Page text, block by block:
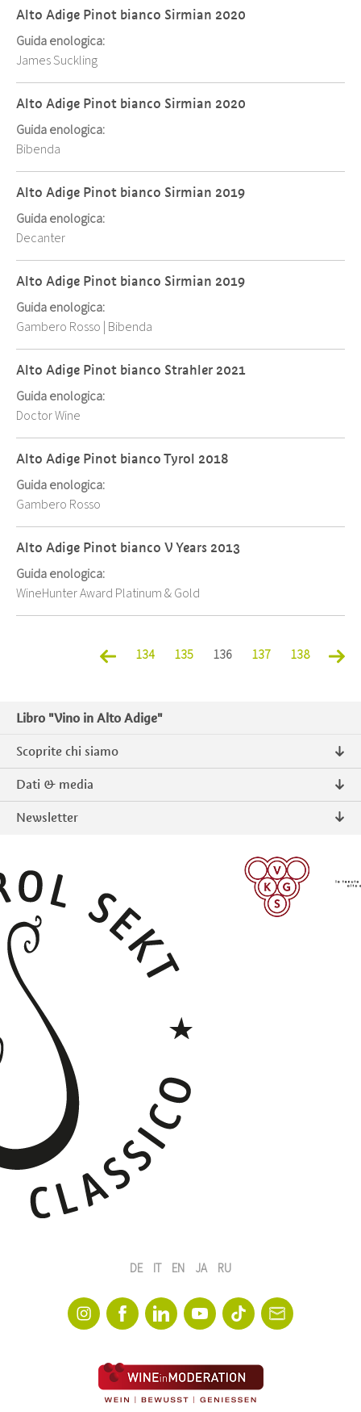
Alto Adige Pinot bianco Sirmian 2020
Guida enologica:
James Suckling
Alto Adige Pinot bianco Sirmian 2020
Guida enologica:
Bibenda
Alto Adige Pinot bianco Sirmian 2019
Guida enologica:
Decanter
Alto Adige Pinot bianco Sirmian 2019
Guida enologica:
Gambero Rosso | Bibenda
Alto Adige Pinot bianco Strahler 2021
Guida enologica:
Doctor Wine
Alto Adige Pinot bianco Tyrol 2018
Guida enologica:
Gambero Rosso
Alto Adige Pinot bianco V Years 2013
Guida enologica:
WineHunter Award Platinum & Gold
134 135 136 137 138
Libro "Vino in Alto Adige"
Scoprite chi siamo
Chi siamo
Contatto
Intranet
Dati & media
Comunicati stampa
Newsletter
DE IT EN JA RU